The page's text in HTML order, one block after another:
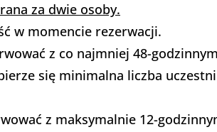
za dwie osoby.
w momencie rezerwacji.
z co najmniej 48-
się minimalna liczba
z maksymalnie 12-